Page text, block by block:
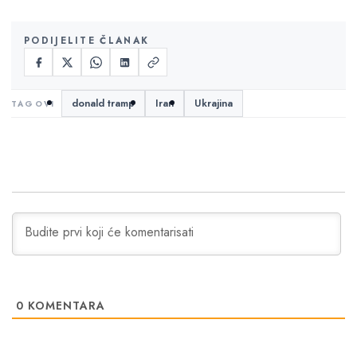
PODIJELITE ČLANAK
donald tramp Iran Ukrajina
0 KOMENTARA